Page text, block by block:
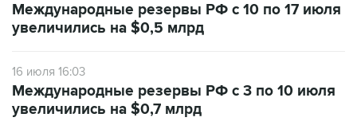
Международные резервы РФ с 10 по 17 июля
увеличились на $0,5 млрд
16 июля 16:03
Международные резервы РФ с 3 по 10 июля
увеличились на $0,7 млрд